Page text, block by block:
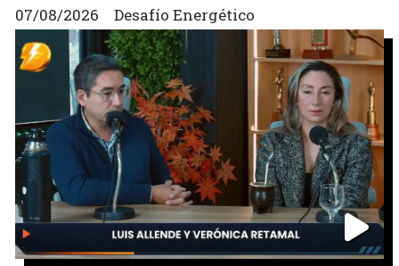
Desafío Energético
07/08/2026